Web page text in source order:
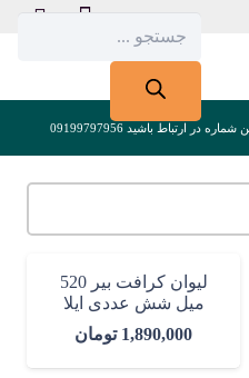
search
ارتباط باشید 09199797956
لیوان کرافت بیر 520
میل شش عددی ایلا
1,890,000 تومان